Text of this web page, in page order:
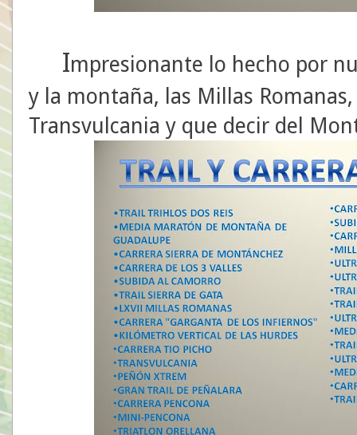
Impresionante lo hecho por
y la montaña, las Millas
Transvulcania y que decir del